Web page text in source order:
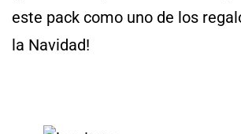
este pack como uno de los
la Navidad!